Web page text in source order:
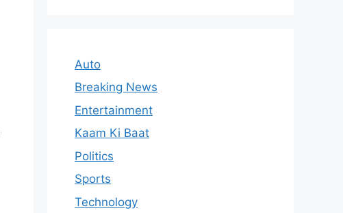
Auto
Breaking News
Entertainment
Kaam Ki Baat
Politics
Sports
Technology